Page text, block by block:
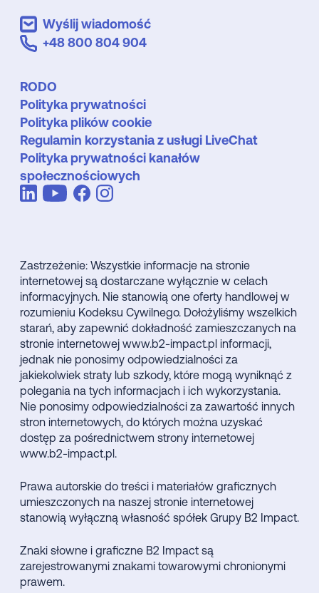
Wyślij wiadomość
+48 800 804 904
RODO
Polityka prywatności
Polityka plików cookie
Regulamin korzystania z usługi LiveChat
Polityka prywatności kanałów
społecznościowych
Zastrzeżenie: Wszystkie informacje na stronie
internetowej są dostarczane wyłącznie w celach
informacyjnych. Nie stanowią one oferty handlowej w
rozumieniu Kodeksu Cywilnego. Dołożyliśmy wszelkich
starań, aby zapewnić dokładność zamieszczanych na
stronie internetowej www.b2-impact.pl informacji,
jednak nie ponosimy odpowiedzialności za
jakiekolwiek straty lub szkody, które mogą wyniknąć z
polegania na tych informacjach i ich wykorzystania.
Nie ponosimy odpowiedzialności za zawartość innych
stron internetowych, do których można uzyskać
dostęp za pośrednictwem strony internetowej
www.b2-impact.pl.
Prawa autorskie do treści i materiałów graficznych
umieszczonych na naszej stronie internetowej
stanowią wyłączną własność spółek Grupy B2 Impact.
Znaki słowne i graficzne B2 Impact są
zarejestrowanymi znakami towarowymi chronionymi
prawem.